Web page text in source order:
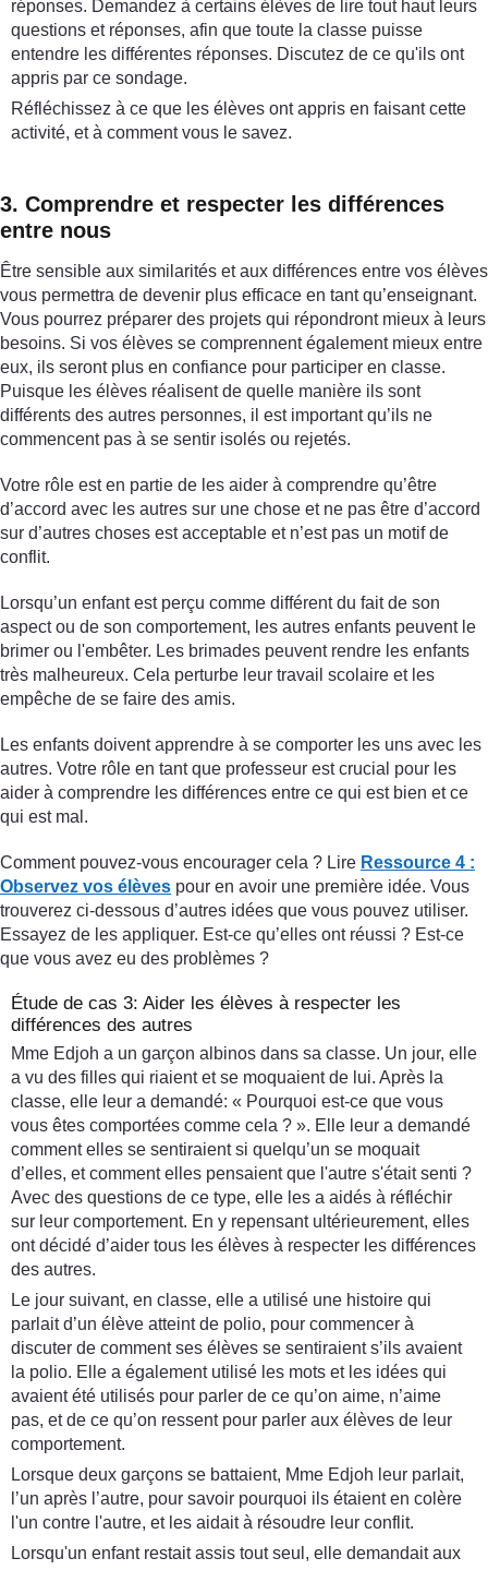
réponses. Demandez à certains élèves de lire tout haut leurs
questions et réponses, afin que toute la classe puisse
entendre les différentes réponses. Discutez de ce qu'ils ont
appris par ce sondage.
Réfléchissez à ce que les élèves ont appris en faisant cette
activité, et à comment vous le savez.
3. Comprendre et respecter les différences
entre nous
Être sensible aux similarités et aux différences entre vos élèves
vous permettra de devenir plus efficace en tant qu’enseignant.
Vous pourrez préparer des projets qui répondront mieux à leurs
besoins. Si vos élèves se comprennent également mieux entre
eux, ils seront plus en confiance pour participer en classe.
Puisque les élèves réalisent de quelle manière ils sont
différents des autres personnes, il est important qu’ils ne
commencent pas à se sentir isolés ou rejetés.
Votre rôle est en partie de les aider à comprendre qu’être
d’accord avec les autres sur une chose et ne pas être d’accord
sur d’autres choses est acceptable et n’est pas un motif de
conflit.
Lorsqu’un enfant est perçu comme différent du fait de son
aspect ou de son comportement, les autres enfants peuvent le
brimer ou l'embêter. Les brimades peuvent rendre les enfants
très malheureux. Cela perturbe leur travail scolaire et les
empêche de se faire des amis.
Les enfants doivent apprendre à se comporter les uns avec les
autres. Votre rôle en tant que professeur est crucial pour les
aider à comprendre les différences entre ce qui est bien et ce
qui est mal.
Comment pouvez-vous encourager cela ? Lire Ressource 4 :
Observez vos élèves pour en avoir une première idée. Vous
trouverez ci-dessous d’autres idées que vous pouvez utiliser.
Essayez de les appliquer. Est-ce qu’elles ont réussi ? Est-ce
que vous avez eu des problèmes ?
Étude de cas 3: Aider les élèves à respecter les
différences des autres
Mme Edjoh a un garçon albinos dans sa classe. Un jour, elle
a vu des filles qui riaient et se moquaient de lui. Après la
classe, elle leur a demandé: « Pourquoi est-ce que vous
vous êtes comportées comme cela ? ». Elle leur a demandé
comment elles se sentiraient si quelqu’un se moquait
d’elles, et comment elles pensaient que l'autre s'était senti ?
Avec des questions de ce type, elle les a aidés à réfléchir
sur leur comportement. En y repensant ultérieurement, elles
ont décidé d’aider tous les élèves à respecter les différences
des autres.
Le jour suivant, en classe, elle a utilisé une histoire qui
parlait d’un élève atteint de polio, pour commencer à
discuter de comment ses élèves se sentiraient s’ils avaient
la polio. Elle a également utilisé les mots et les idées qui
avaient été utilisés pour parler de ce qu’on aime, n’aime
pas, et de ce qu’on ressent pour parler aux élèves de leur
comportement.
Lorsque deux garçons se battaient, Mme Edjoh leur parlait,
l’un après l’autre, pour savoir pourquoi ils étaient en colère
l'un contre l'autre, et les aidait à résoudre leur conflit.
Lorsqu'un enfant restait assis tout seul, elle demandait aux